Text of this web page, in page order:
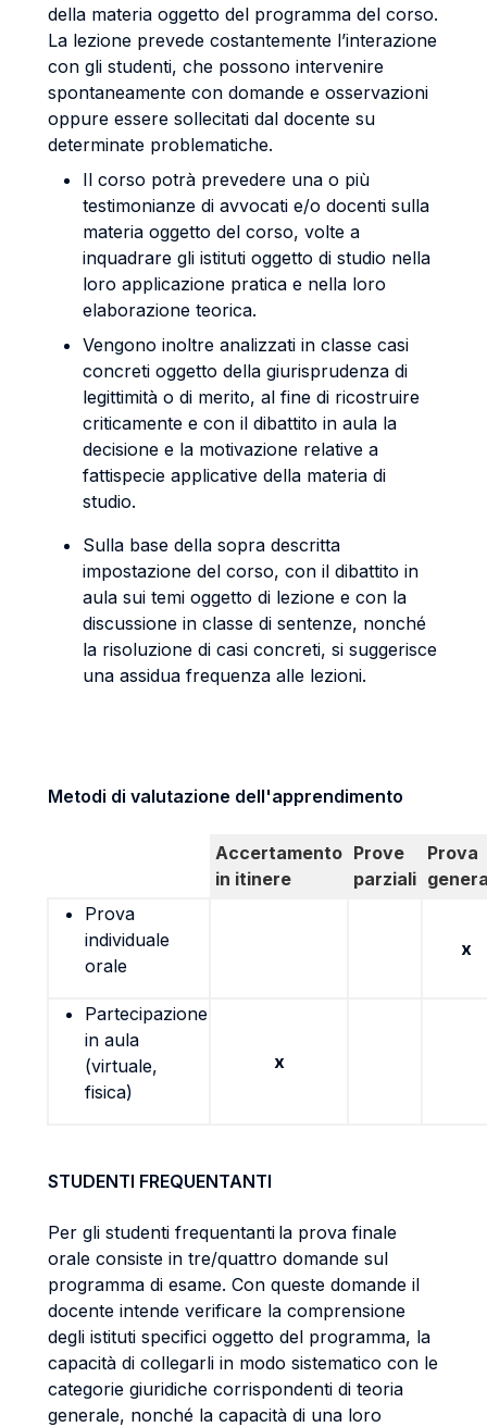
della materia oggetto del programma del corso.
La lezione prevede costantemente l’interazione
con gli studenti, che possono intervenire
spontaneamente con domande e osservazioni
oppure essere sollecitati dal docente su
determinate problematiche.
Il corso potrà prevedere una o più
testimonianze di avvocati e/o docenti sulla
materia oggetto del corso, volte a
inquadrare gli istituti oggetto di studio nella
loro applicazione pratica e nella loro
elaborazione teorica.
Vengono inoltre analizzati in classe casi
concreti oggetto della giurisprudenza di
legittimità o di merito, al fine di ricostruire
criticamente e con il dibattito in aula la
decisione e la motivazione relative a
fattispecie applicative della materia di
studio.
Sulla base della sopra descritta
impostazione del corso, con il dibattito in
aula sui temi oggetto di lezione e con la
discussione in classe di sentenze, nonché
la risoluzione di casi concreti, si suggerisce
una assidua frequenza alle lezioni.
Metodi di valutazione dell'apprendimento
Accertamento
in itinere
Prove
parziali
Prova
Prova
individuale
orale
x
Partecipazione
in aula
(virtuale,
fisica)
x
STUDENTI FREQUENTANTI
Per gli studenti frequentanti la prova finale
orale consiste in tre/quattro domande sul
programma di esame. Con queste domande il
docente intende verificare la comprensione
degli istituti specifici oggetto del programma, la
capacità di collegarli in modo sistematico con le
categorie giuridiche corrispondenti di teoria
generale, nonché la capacità di una loro